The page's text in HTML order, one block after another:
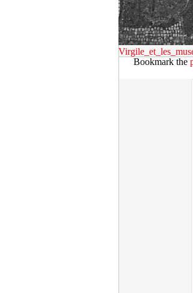
Bookmark the